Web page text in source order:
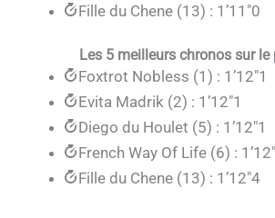
Fille du Chene (13) : 1’11″0
Les 5 meilleurs chronos sur le
Foxtrot Nobless (1) : 1’12″1
Evita Madrik (2) : 1’12″1
Diego du Houlet (5) : 1’12″1
French Way Of Life (6) :
Fille du Chene (13) : 1’12″4